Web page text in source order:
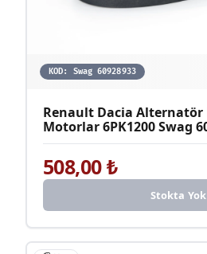
KOD: Swag 60928933
Renault Dacia Alternatör
Motorlar 6PK1200 Swag
508,00₺
Stokta Yok